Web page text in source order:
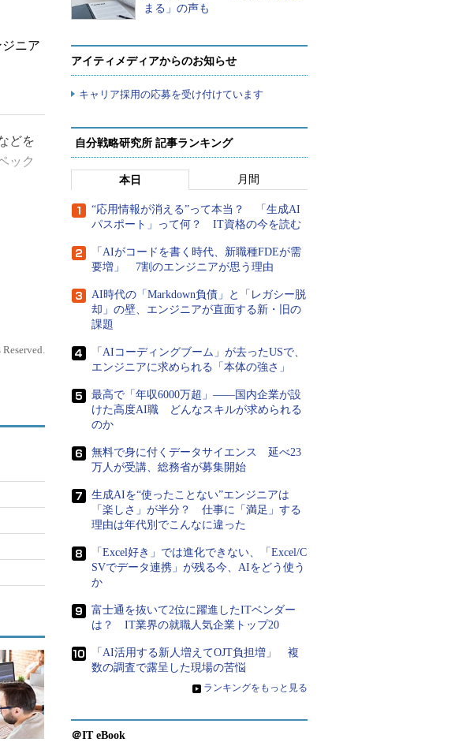
ニア
どを
ック
続け
い込
洗練
で端
）
余地
し
経営
な
込ん
た。
まる」の声も
アイティメディアからのお知らせ
キャリア採用の応募を受け付けています
自分戦略研究所 記事ランキング
本日 月間
“応用情報が消える”って本当？ 「生成AI
パスポート」って何？ IT資格の今を読む
「AIがコードを書く時代、新職種FDEが需
要増」 7割のエンジニアが思う理由
AI時代の「Markdown負債」と「レガシー脱
却」の壁、エンジニアが直面する新・旧の
課題
「AIコーディングブーム」が去ったUSで、
エンジニアに求められる「本体の強さ」
最高で「年収6000万超」――国内企業が設
けた高度AI職 どんなスキルが求められる
のか
無料で身に付くデータサイエンス 延べ23
万人が受講、総務省が募集開始
生成AIを“使ったことない”エンジニアは
「楽しさ」が半分？ 仕事に「満足」する
理由は年代別でこんなに違った
「Excel好き」では進化できない、「Excel/C
SVでデータ連携」が残る今、AIをどう使う
か
富士通を抜いて2位に躍進したITベンダー
は？ IT業界の就職人気企業トップ20
「AI活用する新人増えてOJT負担増」 複
数の調査で露呈した現場の苦悩
» ランキングをもっと見る
＠IT eBook